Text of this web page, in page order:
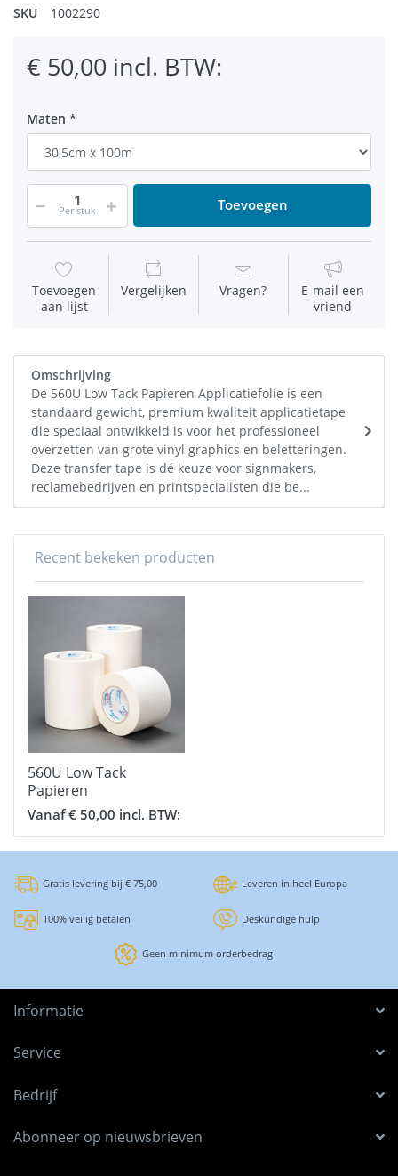
SKU
1002290
€ 50,00 incl. BTW:
Maten
Per stuk Toevoegen
Toevoegen
aan lijst
Vergelijken Vragen?
E-mail een
vriend
Omschrijving
De 560U Low Tack Papieren Applicatiefolie is een
standaard gewicht, premium kwaliteit applicatietape
die speciaal ontwikkeld is voor het professioneel
overzetten van grote vinyl graphics en beletteringen.
Deze transfer tape is dé keuze voor signmakers,
reclamebedrijven en printspecialisten die be...
Recent bekeken producten
560U Low Tack
Papieren
Applicatiefolie
Vanaf € 50,00 incl. BTW:
Gratis levering bij € 75,00 Leveren in heel Europa
100% veilig betalen Deskundige hulp
Geen minimum orderbedrag
Informatie
Service
Bedrijf
Abonneer op nieuwsbrieven